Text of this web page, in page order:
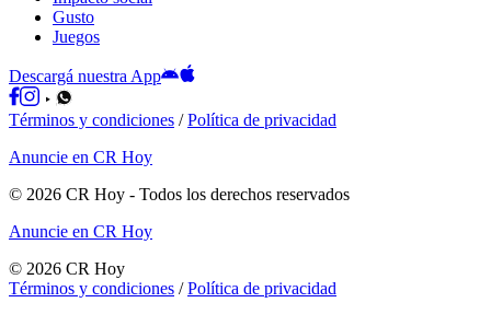
Gusto
Juegos
Descargá nuestra App
Términos y condiciones /Política de privacidad
Anuncie en CR Hoy
© 2026 CR Hoy - Todos los derechos reservados
Anuncie en CR Hoy
© 2026 CR Hoy
Términos y condiciones /Política de privacidad